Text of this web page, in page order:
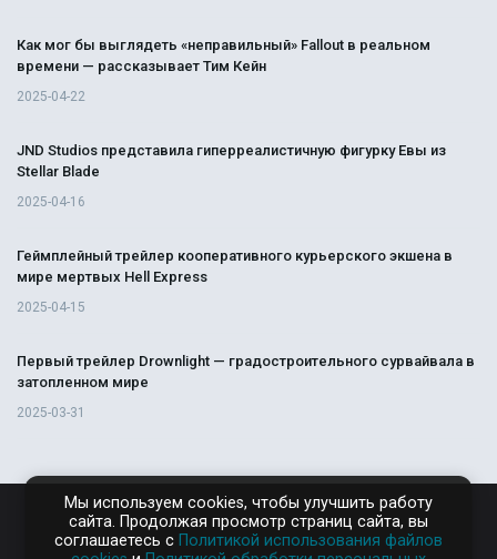
Как мог бы выглядеть «неправильный» Fallout в реальном
времени — рассказывает Тим Кейн
2025-04-22
JND Studios представила гиперреалистичную фигурку Евы из
Stellar Blade
2025-04-16
Геймплейный трейлер кооперативного курьерского экшена в
мире мертвых Hell Express
2025-04-15
Первый трейлер Drownlight — градостроительного сурвайвала в
затопленном мире
2025-03-31
Мы используем cookies, чтобы улучшить работу
сайта. Продолжая просмотр страниц сайта, вы
соглашаетесь с Политикой использования файлов